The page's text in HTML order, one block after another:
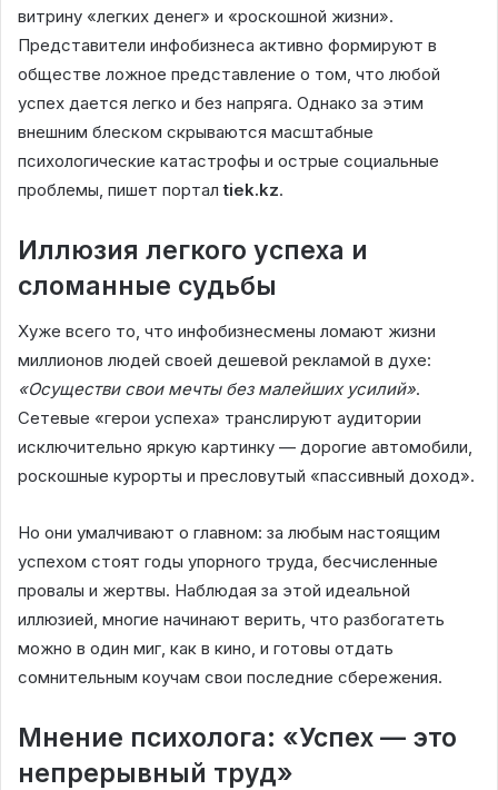
витрину «легких денег» и «роскошной жизни».
Представители инфобизнеса активно формируют в
обществе ложное представление о том, что любой
успех дается легко и без напряга. Однако за этим
внешним блеском скрываются масштабные
психологические катастрофы и острые социальные
проблемы, пишет порталtiek.kz.
Иллюзия легкого успеха и
сломанные судьбы
Хуже всего то, что инфобизнесмены ломают жизни
миллионов людей своей дешевой рекламой в духе:
«Осуществи свои мечты без малейших усилий».
Сетевые «герои успеха» транслируют аудитории
исключительно яркую картинку — дорогие автомобили,
роскошные курорты и пресловутый «пассивный доход».
Но они умалчивают о главном: за любым настоящим
успехом стоят годы упорного труда, бесчисленные
провалы и жертвы. Наблюдая за этой идеальной
иллюзией, многие начинают верить, что разбогатеть
можно в один миг, как в кино, и готовы отдать
сомнительным коучам свои последние сбережения.
Мнение психолога: «Успех — это
непрерывный труд»